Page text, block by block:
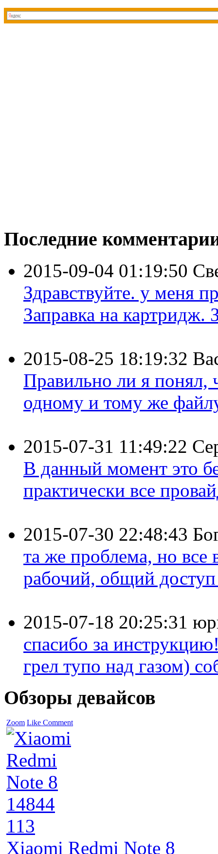
Последние
2015-09-04 01:19:50
Здравствуйте. у меня
Заправка на картридж.
2015-08-25 18:19:32
Правильно ли я понял,
одному и тому же
2015-07-31 11:49:22
В данный момент это
практически все
2015-07-30 22:48:43
та же проблема, но все
рабочий, общий доступ
2015-07-18 20:25:31
спасибо за
грел тупо над газом)
Обзоры девайсов
Zoom Like Comment
14844
113
Xiaomi Redmi Note 8